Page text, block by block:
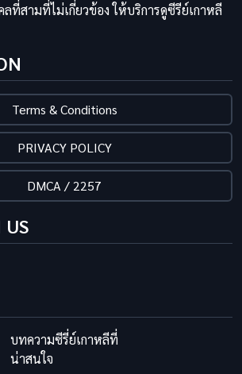
ที่สามที่ไม่เกี่ยวข้อง ให้บริการดูซีรีย์เกาหลี
Terms & Conditions
PRIVACY POLICY
DMCA / 2257
บทความซีรี่ย์เกาหลีที่
น่าสนใจ